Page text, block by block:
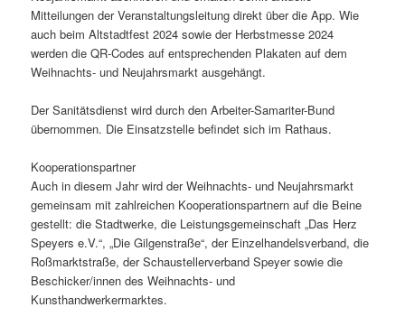
Mitteilungen der Veranstaltungsleitung direkt über die App. Wie
auch beim Altstadtfest 2024 sowie der Herbstmesse 2024
werden die QR-Codes auf entsprechenden Plakaten auf dem
Weihnachts- und Neujahrsmarkt ausgehängt.
Der Sanitätsdienst wird durch den Arbeiter-Samariter-Bund
übernommen. Die Einsatzstelle befindet sich im Rathaus.
Kooperationspartner
Auch in diesem Jahr wird der Weihnachts- und Neujahrsmarkt
gemeinsam mit zahlreichen Kooperationspartnern auf die Beine
gestellt: die Stadtwerke, die Leistungsgemeinschaft „Das Herz
Speyers e.V.“, „Die Gilgenstraße“, der Einzelhandelsverband, die
Roßmarktstraße, der Schaustellerverband Speyer sowie die
Beschicker/innen des Weihnachts- und
Kunsthandwerkermarktes.